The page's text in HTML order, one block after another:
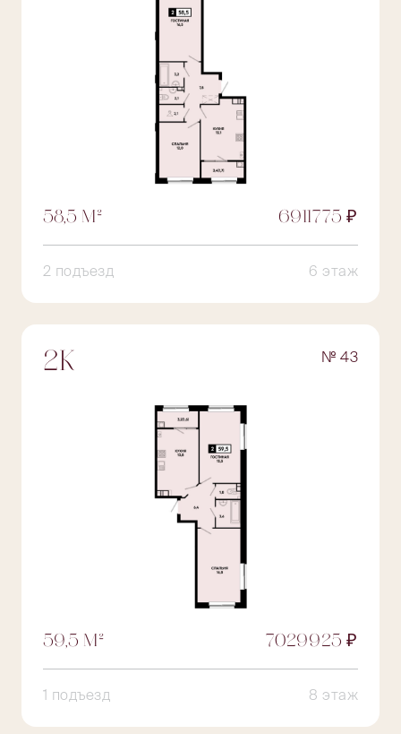
58,5 М² 6911775 ₽
2 подъезд 6 этаж
2К № 43
59,5 М² 7029925 ₽
1 подъезд 8 этаж